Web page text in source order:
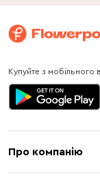
Купуйте з мобільного
Про компанію